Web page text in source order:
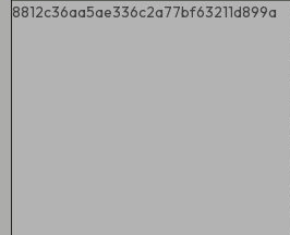
8812c36aa5ae336c2a77bf63211d899a